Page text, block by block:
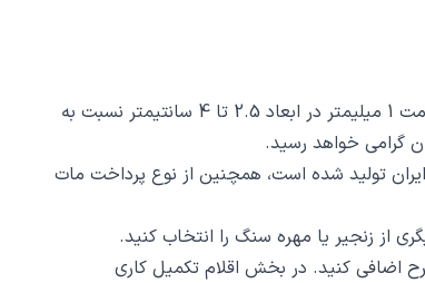
گردنبند الهه کد 711 از جنس استیل ضدزنگ و ضد حساسیت با رنگ ثابت توسط زیورآلات نگار طراحی و ساخته شده است. این گردنبند با ضخامت 1 میلیمتر در ابعاد 2.5 تا 4 سانتیمتر نسبت به
برش آن است، این محصول با روش برش لیزری و دقت 2 دهم میلیمتر در کشور ایران تولید شده است، همچنین از نوع پرداخت مات
اضافی کنید. در بخش اقلام تکمیل کاری